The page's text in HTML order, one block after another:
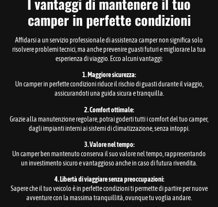
camper in perfette condizioni
Affidarsi a un servizio professionale di assistenza camper non significa solo
risolvere problemi tecnici, ma anche prevenire guasti futuri e migliorare la tua
esperienza di viaggio. Ecco alcuni vantaggi:
1. Maggiore sicurezza:
Un camper in perfette condizioni riduce il rischio di guasti durante il viaggio,
assicurandoti una guida sicura e tranquilla.
2. Comfort ottimale:
Grazie alla manutenzione regolare, potrai goderti tutti i comfort del tuo camper,
dagli impianti interni ai sistemi di climatizzazione, senza intoppi.
3. Valore nel tempo:
Un camper ben mantenuto conserva il suo valore nel tempo, rappresentando
un investimento sicuro e vantaggioso anche in caso di futura rivendita.
4. Libertà di viaggiare senza preoccupazioni:
Sapere che il tuo veicolo è in perfette condizioni ti permette di partire per nuove
avventure con la massima tranquillità, ovunque tu voglia andare.